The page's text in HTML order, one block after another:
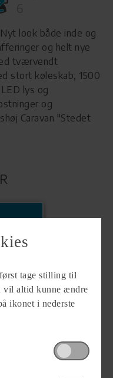
look både inde og
og helt nye
tværvendt
stort køleskab, 1500
lys og
og
Caravan "Stedet
tage stilling til
vil altid kunne ændre
ikonet i nederste